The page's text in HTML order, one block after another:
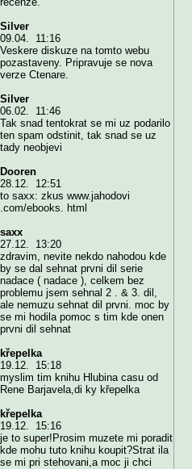
Silver
09.04. 11:16
Veskere diskuze na tomto webu
pozastaveny. Pripravuje se nova
verze Ctenare.
Silver
06.02. 11:46
Tak snad tentokrat se mi uz podarilo
ten spam odstinit, tak snad se uz
tady neobjevi
Dooren
28.12. 12:51
to saxx: zkus www.jahodovi
.com/ebooks. html
saxx
27.12. 13:20
zdravim, nevite nekdo nahodou kde
by se dal sehnat prvni dil serie
nadace ( nadace ), celkem bez
problemu jsem sehnal 2 . & 3. dil,
ale nemuzu sehnat dil prvni. moc by
se mi hodila pomoc s tim kde onen
prvni dil sehnat
křepelka
19.12. 15:18
myslim tim knihu Hlubina casu od
Rene Barjavela,di ky křepelka
křepelka
19.12. 15:16
je to super!Prosim muzete mi poradit
kde mohu tuto knihu koupit?Strat ila
se mi pri stehovani,a moc ji chci